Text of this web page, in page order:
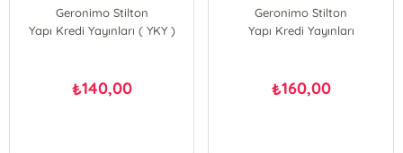
Geronimo Stilton
Yapı Kredi Yayınları ( YKY )
₺140,00
Geronimo Stilton
Yapı Kredi Yayınları
₺160,00